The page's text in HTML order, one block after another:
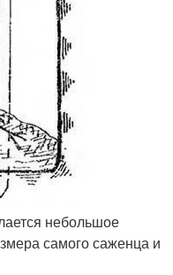
небольшое
самого саженца и